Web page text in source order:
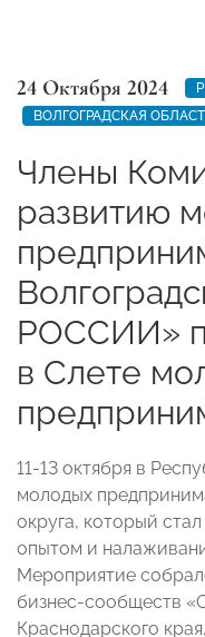
24 Октября 2024
ВОЛГОГРАДСКАЯ
Члены
развитию
РОССИИ»
в Слете
11-13 октября в
молодых
округа, который
опытом и
Мероприятие
бизнес-сообществ
Краснодарского